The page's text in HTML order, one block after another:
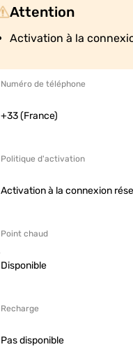
Attention
Activation à la
Numéro de téléphone
+33 (France)
Politique d'activation
Activation à la connexion
Point chaud
Disponible
Recharge
Pas disponible